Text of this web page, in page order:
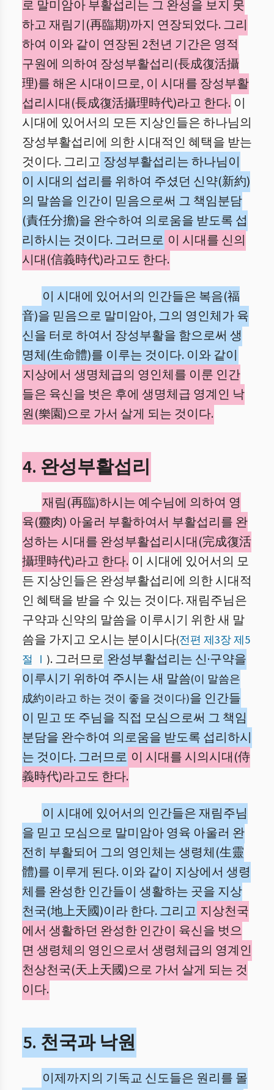
로 말미암아 부활섭리는 그 완성을 보지 못
하고 재림기(再臨期)까지 연장되었다. 그리
하여 이와 같이 연장된 2천년 기간은 영적
구원에 의하여 장성부활섭리(長成復活攝
理)를 해온 시대이므로, 이 시대를 장성부활
섭리시대(長成復活攝理時代)라고 한다. 이
시대에 있어서의 모든 지상인들은 하나님의
장성부활섭리에 의한 시대적인 혜택을 받는
것이다. 그리고 장성부활섭리는 하나님이
이 시대의 섭리를 위하여 주셨던 신약(新約)
의 말씀을 인간이 믿음으로써 그 책임분담
(責任分擔)을 완수하여 의로움을 받도록 섭
리하시는 것이다. 그러므로 이 시대를 신의
시대(信義時代)라고도 한다.
이 시대에 있어서의 인간들은 복음(福
音)을 믿음으로 말미암아, 그의 영인체가 육
신을 터로 하여서 장성부활을 함으로써 생
명체(生命體)를 이루는 것이다. 이와 같이
지상에서 생명체급의 영인체를 이룬 인간
들은 육신을 벗은 후에 생명체급 영계인 낙
원(樂園)으로 가서 살게 되는 것이다.
4. 완성부활섭리
재림(再臨)하시는 예수님에 의하여 영
육(靈肉) 아울러 부활하여서 부활섭리를 완
성하는 시대를 완성부활섭리시대(完成復活
攝理時代)라고 한다. 이 시대에 있어서의 모
든 지상인들은 완성부활섭리에 의한 시대적
인 혜택을 받을 수 있는 것이다. 재림주님은
구약과 신약의 말씀을 이루시기 위한 새 말
씀을 가지고 오시는 분이시다(전편 제3장 제5
절 Ⅰ ). 그러므로 완성부활섭리는 신·구약을
이루시기 위하여 주시는 새 말씀(이 말씀은
成約이라고 하는 것이 좋을 것이다)을 인간들
이 믿고 또 주님을 직접 모심으로써 그 책임
분담을 완수하여 의로움을 받도록 섭리하시
는 것이다. 그러므로 이 시대를 시의시대(侍
義時代)라고도 한다.
이 시대에 있어서의 인간들은 재림주님
을 믿고 모심으로 말미암아 영육 아울러 완
전히 부활되어 그의 영인체는 생령체(生靈
體)를 이루게 된다. 이와 같이 지상에서 생령
체를 완성한 인간들이 생활하는 곳을 지상
천국(地上天國)이라 한다. 그리고 지상천국
에서 생활하던 완성한 인간이 육신을 벗으
면 생령체의 영인으로서 생령체급의 영계인
천상천국(天上天國)으로 가서 살게 되는 것
이다.
5. 천국과 낙원
이제까지의 기독교 신도들은 원리를 몰